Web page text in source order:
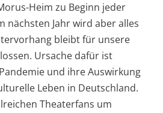
Heim zu Beginn jeder
nächsten Jahr wird aber alles
bleibt für unsere
Ursache dafür ist
und ihre Auswirkung
Leben in Deutschland.
Theaterfans um